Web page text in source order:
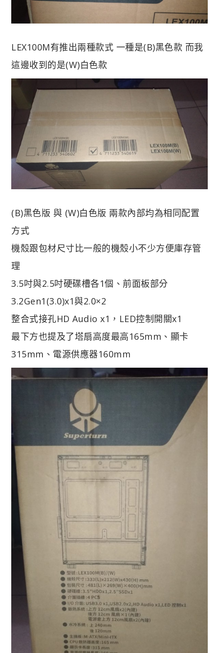
LEX100M有推出兩種款式 一種是(B)黑色款 而我
這邊收到的是(W)白色款
(B)黑色版 與 (W)白色版 兩款內部均為相同配置
方式
機殼跟包材尺寸比一般的機殼小不少方便庫存管
理
3.5吋與2.5吋硬碟槽各1個、前面板部分
3.2Gen1(3.0)x1與2.0×2
整合式接孔HD Audio x1，LED控制開關x1
最下方也提及了塔扇高度最高165mm、顯卡
315mm、電源供應器160mm